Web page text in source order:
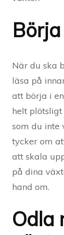
När du ska
läsa på
att börja i
helt
som du inte
tycker om
att skala
på dina
hand om.
Odla